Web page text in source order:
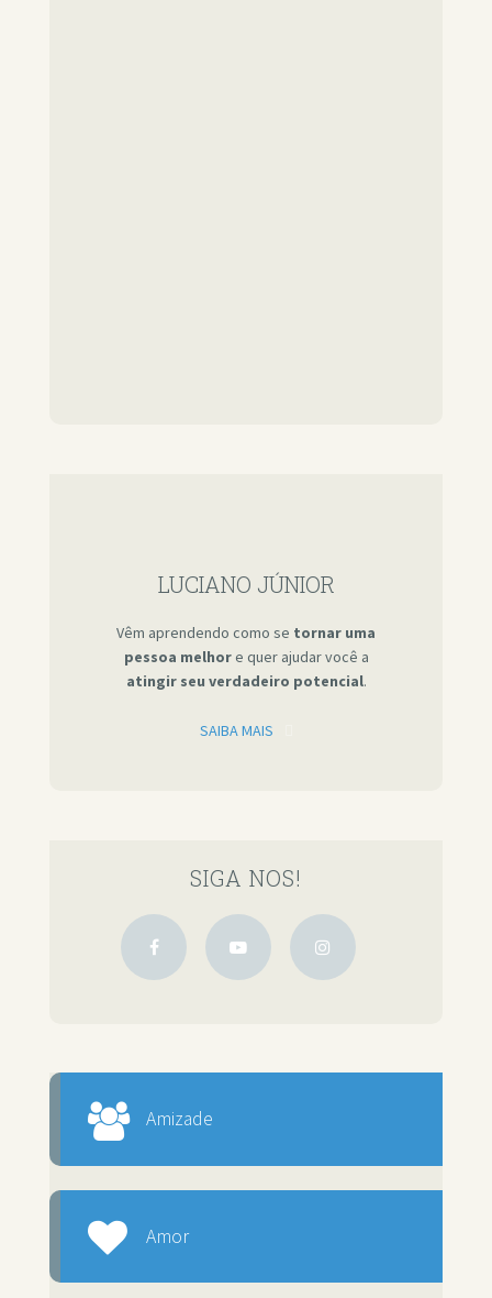
LUCIANO JÚNIOR
Vêm aprendendo como se tornar uma
pessoa melhore quer ajudar você a
atingir seu verdadeiro potencial.
SAIBA MAIS
SIGA NOS!
Amizade
Amor